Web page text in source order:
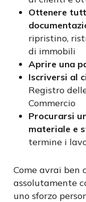
Ottenere
ripristino,
di immobili
Aprire una
Iscriversi al
Registro
Commercio
Procurarsi
materiale e
termine i
Come avrai ben
assolutamente
uno sforzo